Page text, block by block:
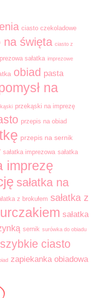
ciasto czekoladowe
na święta ciasto z
sałatka imprezowe
obiad pasta
na
przekąski na imprezę
przepis na obiad
przepis na sernik
sałatka imprezowa sałatka
imprezę
sałatka na
z brokułem sałatka z
sałatka
sernik surówka do obiadu
szybkie ciasto
zapiekanka obiadowa